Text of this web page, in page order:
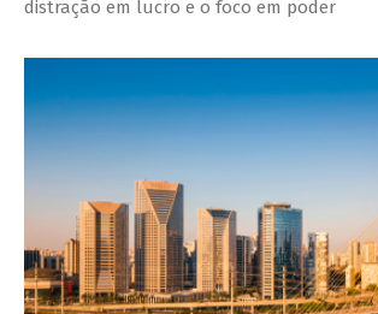
distração em lucro e o foco em poder